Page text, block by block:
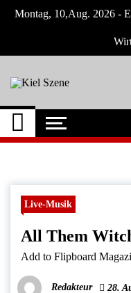
Skip
Montag, 10,Aug. 2026 -
Kiel
Neuigkeiten und
Umgebung
Live-Musik
All Them
Add to Flipboard
Redakteur 28.